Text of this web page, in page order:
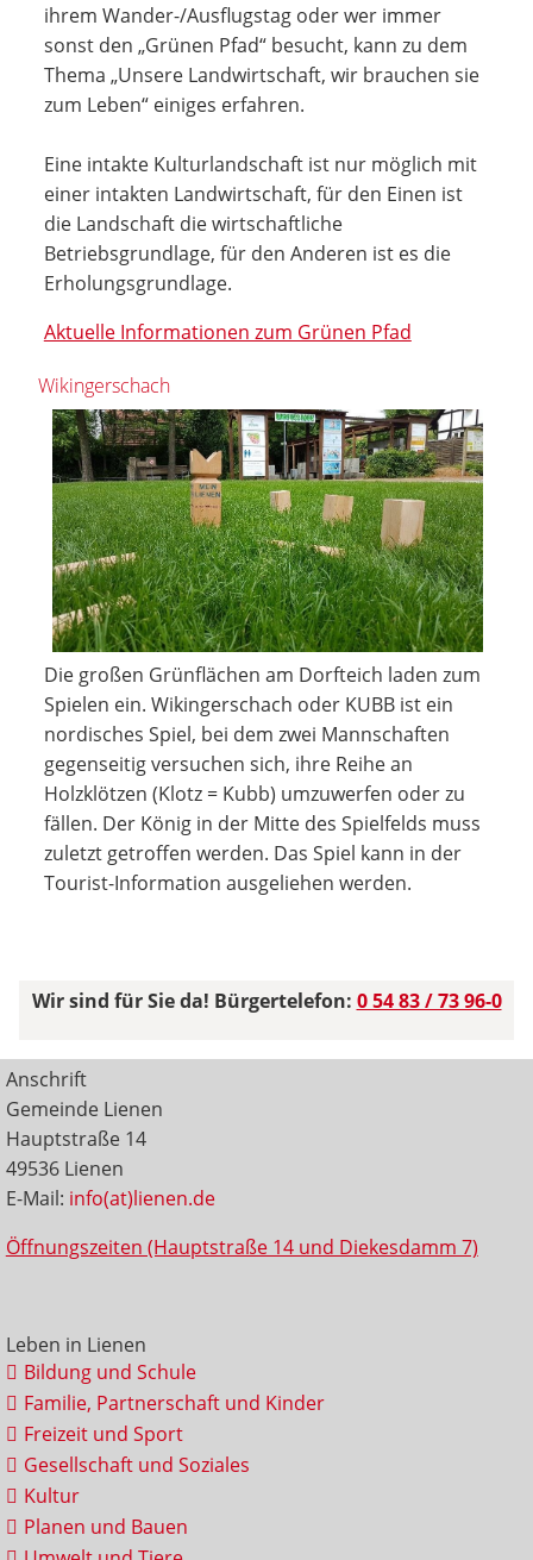
ihrem Wander-/Ausflugstag oder wer immer
sonst den „Grünen Pfad“ besucht, kann zu dem
Thema „Unsere Landwirtschaft, wir brauchen sie
zum Leben“ einiges erfahren.
Eine intakte Kulturlandschaft ist nur möglich mit
einer intakten Landwirtschaft, für den Einen ist
die Landschaft die wirtschaftliche
Betriebsgrundlage, für den Anderen ist es die
Erholungsgrundlage.
Aktuelle Informationen zum Grünen Pfad
Wikingerschach
Die großen Grünflächen am Dorfteich laden zum
Spielen ein. Wikingerschach oder KUBB ist ein
nordisches Spiel, bei dem zwei Mannschaften
gegenseitig versuchen sich, ihre Reihe an
Holzklötzen (Klotz = Kubb) umzuwerfen oder zu
fällen. Der König in der Mitte des Spielfelds muss
zuletzt getroffen werden. Das Spiel kann in der
Tourist-Information ausgeliehen werden.
Wir sind für Sie da! Bürgertelefon: 0 54 83 / 73 96-0
Anschrift
Gemeinde Lienen
Hauptstraße 14
49536 Lienen
E-Mail: info(at)lienen.de
Öffnungszeiten (Hauptstraße 14 und Diekesdamm 7)
Leben in Lienen
Bildung und Schule
Familie, Partnerschaft und Kinder
Freizeit und Sport
Gesellschaft und Soziales
Kultur
Planen und Bauen